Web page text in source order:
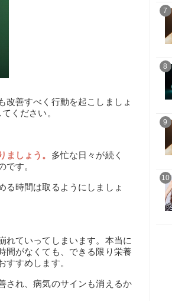
改善すべく行動を起こしましょ
ください。
ましょう。 多忙な日々が続く
す。
る時間は取るようにしましょ
れていってしまいます。本当に
間がなくても、できる限り栄養
すめします。
され、病気のサインも消えるか
7
8
9
10